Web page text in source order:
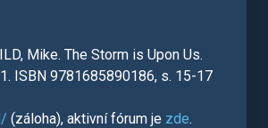
Mike. The Storm is Upon Us.
ISBN 9781685890186, s. 15-17
(záloha), aktivní fórum je zde.